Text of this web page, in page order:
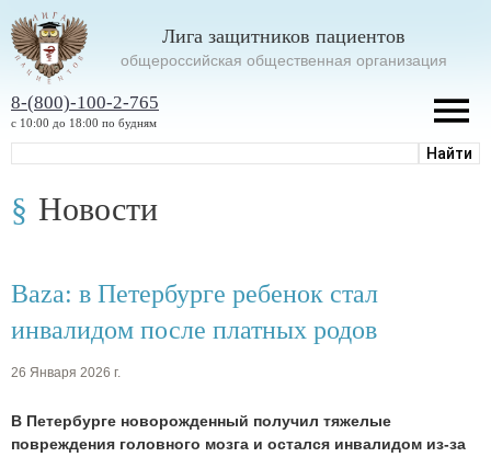
Лига защитников пациентов
oбщероссийская общественная организация
8-(800)-100-2-765
с 10:00 до 18:00 по будням
Новости
Baza: в Петербурге ребенок стал
инвалидом после платных родов
26 Января 2026 г.
В Петербурге новорожденный получил тяжелые
повреждения головного мозга и остался инвалидом из-за